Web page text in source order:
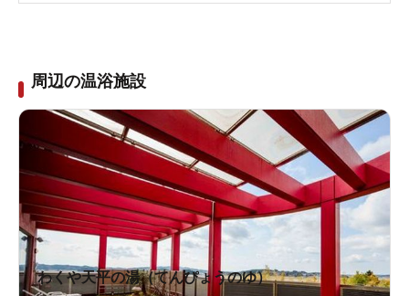
周辺の温浴施設
わくや天平の湯（てんぴょうのゆ）